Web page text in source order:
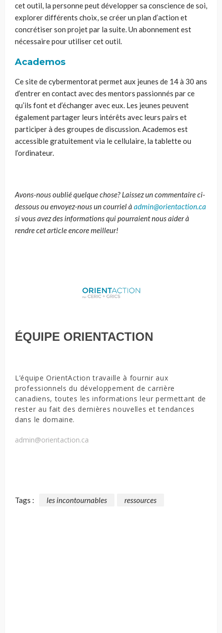
cet outil, la personne peut développer sa conscience de soi,
explorer différents choix, se créer un plan d’action et
concrétiser son projet par la suite. Un abonnement est
nécessaire pour utiliser cet outil.
Academos
Ce site decybermentoratpermet aux jeunes de 14 à 30 ans
d’entrer en contact avec des mentors passionnés par ce
qu’ils font et d’échanger avec eux. Les jeunes peuvent
également partager leurs intérêts avec leurs pairs et
participer à des groupes de discussion.Academos est
accessible gratuitement via le cellulaire, la tablette ou
l’ordinateur.
Avons-nous oublié quelquechose? Laissez un commentaire ci-
dessous ou envoyez-nous un courriel à admin@orientaction.ca
si vous avez des informations qui pourraient nous aider à
rendre cet article encore meilleur!
ÉQUIPE ORIENTACTION
L’équipe OrientAction travaille à fournir aux
professionnels du développement de carrière
canadiens, toutes les informations leur permettant de
rester au fait des dernières nouvelles et tendances
dans le domaine.
admin@orientaction.ca
Tags : les incontournables ressources